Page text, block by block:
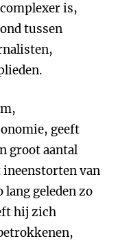
is,
tussen
geeft
groot aantal
ineenstorten van
geleden zo
hij zich